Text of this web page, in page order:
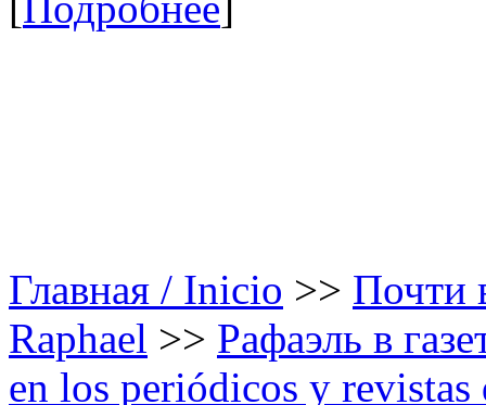
Главная / Inicio >> Почти
Raphael >> Рафаэль в
en los periódicos y